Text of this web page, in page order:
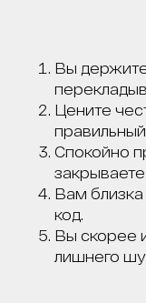
Вы
Цените
правильный
Спокойно
Вам близка
код.
Вы скорее
лишнего
УДАЛЯЕМ ЛЮБЫЕ ТАТУ
PICOSURE PRO,
SPECTRA И CO₂
+7
Выберите город